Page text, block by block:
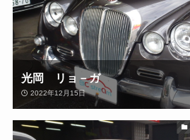
光岡 リョ－ガ
2022年12月15日